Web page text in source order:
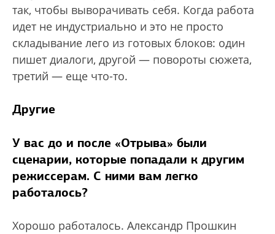
так, чтобы выворачивать себя. Когда работа
идет не индустриально и это не просто
складывание лего из готовых блоков: один
пишет диалоги, другой — повороты сюжета,
третий — еще что-то.
Другие
У вас до и после «Отрыва» были
сценарии, которые попадали к другим
режиссерам. С ними вам легко
работалось?
Хорошо работалось. Александр Прошкин